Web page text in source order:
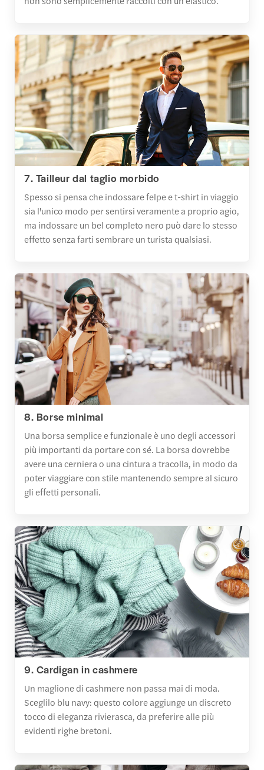
7. Tailleur dal taglio morbido
Spesso si pensa che indossare felpe e t-shirt in viaggio
sia l'unico modo per sentirsi veramente a proprio agio,
ma indossare un bel completo nero può dare lo stesso
effetto senza farti sembrare un turista qualsiasi.
8. Borse minimal
Una borsa semplice e funzionale è uno degli accessori
più importanti da portare con sé. La borsa dovrebbe
avere una cerniera o una cintura a tracolla, in modo da
poter viaggiare con stile mantenendo sempre al sicuro
gli effetti personali.
9. Cardigan in cashmere
Un maglione di cashmere non passa mai di moda.
Sceglilo blu navy: questo colore aggiunge un discreto
tocco di eleganza rivierasca, da preferire alle più
evidenti righe bretoni.